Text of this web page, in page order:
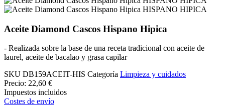
Aceite Diamond Cascos Hispano Hipica
- Realizada sobre la base de una receta tradicional con aceite de
laurel, aceite de bacalao y grasa capilar
SKU DB159ACEIT-HIS Categoría Limpieza y cuidados
Precio: 22,60 €
Impuestos incluidos
Costes de envío